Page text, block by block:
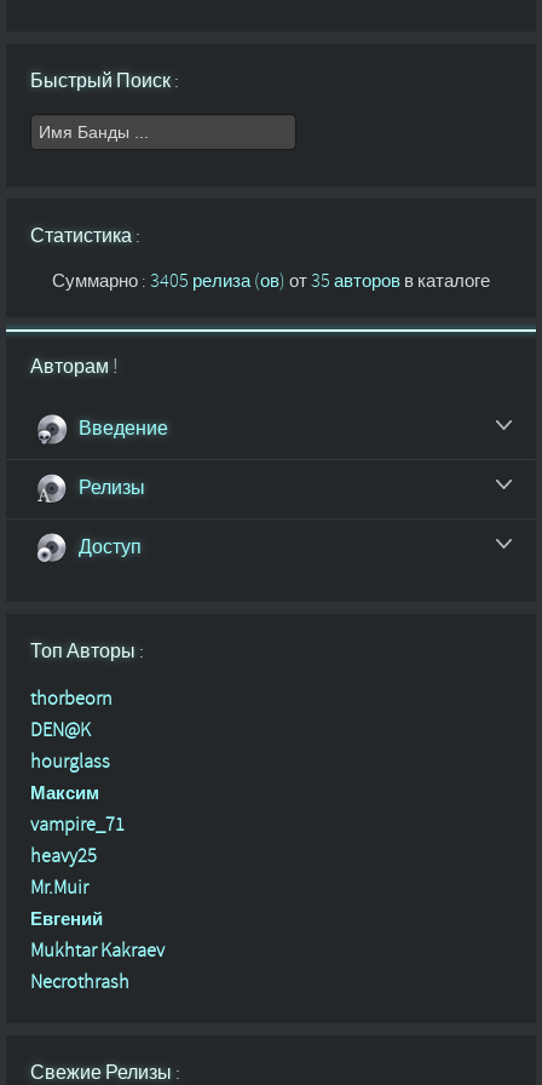
Быстрый Поиск :
Статистика :
Суммарно : 3405 релиза (ов) от35 авторов в каталоге
Авторам !
Введение
Релизы
Доступ
Топ Авторы :
thorbeorn
DEN@K
hourglass
Максим
vampire_71
heavy25
Mr.Muir
Евгений
Mukhtar Kakraev
Necrothrash
Свежие Релизы :